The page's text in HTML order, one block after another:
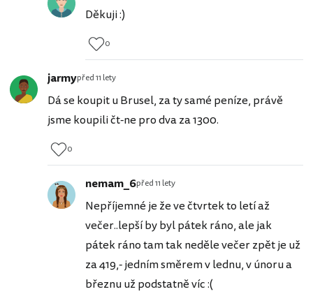
Děkuji :)
0
jarmypřed 11 lety
Dá se koupit u Brusel, za ty samé peníze, právě
jsme koupili čt-ne pro dva za 1300.
0
nemam_6před 11 lety
Nepříjemné je že ve čtvrtek to letí až
večer..lepší by byl pátek ráno, ale jak
pátek ráno tam tak neděle večer zpět je už
za 419,- jedním směrem v lednu, v únoru a
březnu už podstatně víc :(